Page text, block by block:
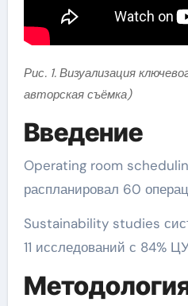
Рис. 1. Визуализация
авторская съёмка)
Введение
Operating room
распланировал 60
Sustainability studies
11 исследований с 84%